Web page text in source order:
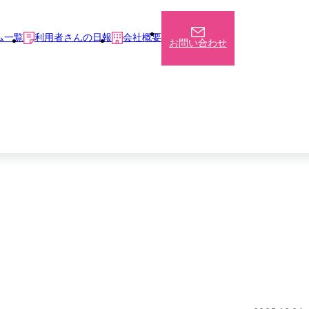
一覧 利用者さんの日報 会社概要 お問い合わせ